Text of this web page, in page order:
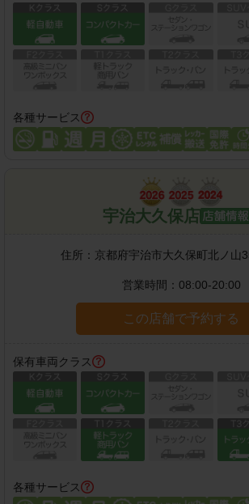
各種サービス
宇治大久保店
住所： 京都府宇治市大久保町北ノ山
営業時間： 08:00-20:00
この店舗で予約する
保有車両クラス
各種サービス